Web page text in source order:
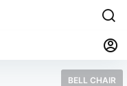
BELL CHAIR